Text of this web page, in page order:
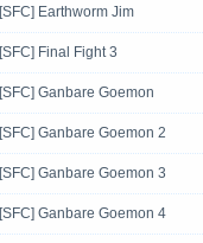
[SFC] Earthworm Jim
[SFC] Final Fight 3
[SFC] Ganbare Goemon
[SFC] Ganbare Goemon 2
[SFC] Ganbare Goemon 3
[SFC] Ganbare Goemon 4